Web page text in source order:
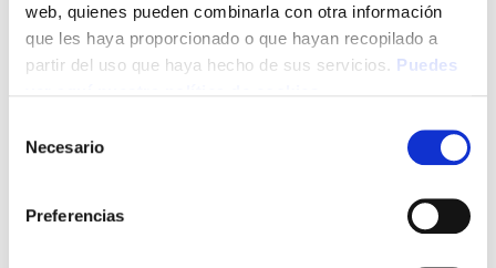
web, quienes pueden combinarla con otra información
que les haya proporcionado o que hayan recopilado a
partir del uso que haya hecho de sus servicios. Puedes
Necesario
Preferencias
Comunicados